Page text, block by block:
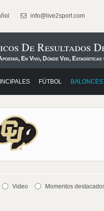
info@live2sport.com
De Resultados
En Vivo, Dónde Ver, Estadísticas
FÚTBOL
Video Momentos